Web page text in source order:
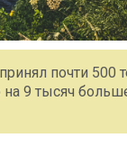
почти 500
9 тысяч